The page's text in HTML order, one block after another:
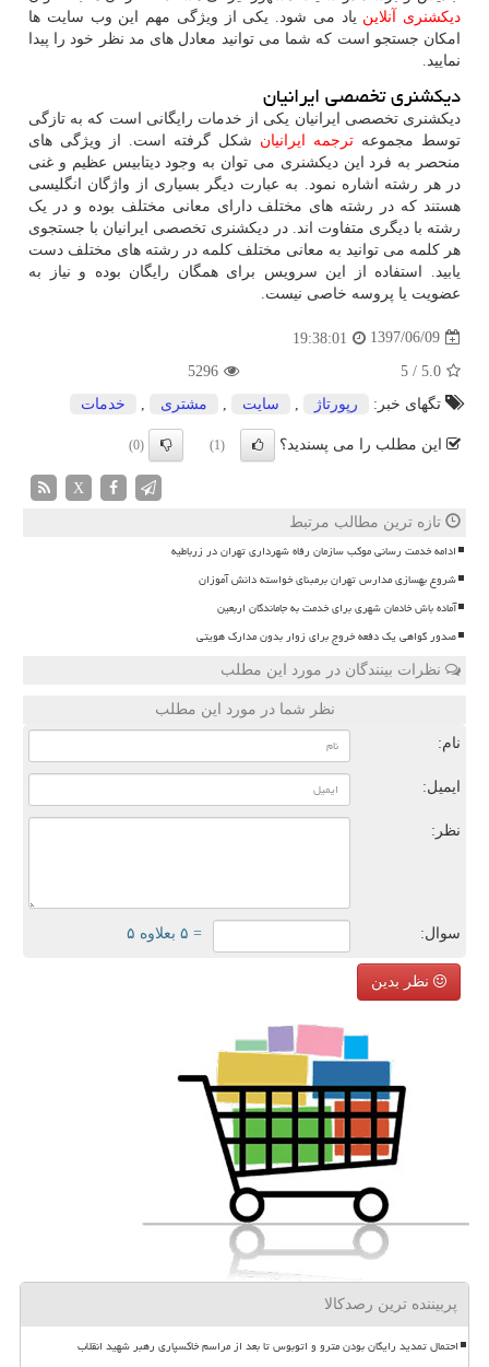
دیکشنری آنلاین یاد می شود. یکی از ویژگی مهم این وب سایت ها
امکان جستجو است که شما می توانید معادل های مد نظر خود را پیدا
نمایید.
دیکشنری تخصصی ایرانیان
دیکشنری تخصصی ایرانیان یکی از خدمات رایگانی است که به تازگی
توسط مجموعه ترجمه ایرانیان شکل گرفته است. از ویژگی های
منحصر به فرد این دیکشنری می توان به وجود دیتابیس عظیم و غنی
در هر رشته اشاره نمود. به عبارت دیگر بسیاری از واژگان انگلیسی
هستند که در رشته های مختلف دارای معانی مختلف بوده و در یک
رشته با دیگری متفاوت اند. در دیکشنری تخصصی ایرانیان با جستجوی
هر کلمه می توانید به معانی مختلف کلمه در رشته های مختلف دست
یابید. استفاده از این سرویس برای همگان رایگان بوده و نیاز به
عضویت یا پروسه خاصی نیست.
1397/06/09
19:38:01
5.0
/
5
5296
تگهای خبر:
رپورتاژ سایت مشتری خدمات
این مطلب را می پسندید؟ (1)
(0)
X
تازه ترین مطالب مرتبط
ادامه خدمت رسانی موکب سازمان رفاه شهرداری تهران در زرباطیه
شروع بهسازی مدارس تهران برمبنای خواسته دانش آموزان
آماده باش خادمان شهری برای خدمت به جاماندگان اربعین
صدور گواهی یک دفعه خروج برای زوار بدون مدارک هویتی
نظرات بینندگان در مورد این مطلب
نظر شما در مورد این مطلب
نام:
ایمیل:
نظر:
سوال: = ۵ بعلاوه ۵
نظر بدین
پربیننده ترین رصدکالا
احتمال تمدید رایگان بودن مترو و اتوبوس تا بعد از مراسم خاکسپاری رهبر شهید انقلاب